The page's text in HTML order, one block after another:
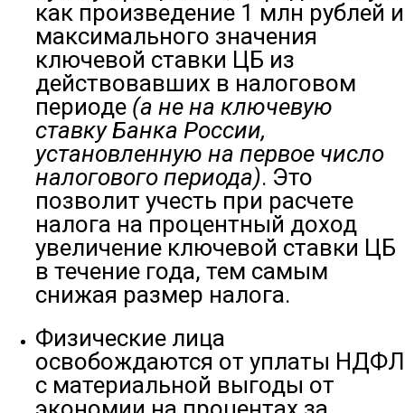
как произведение 1 млн рублей и
максимального значения
ключевой ставки ЦБ из
действовавших в налоговом
периоде (а не на ключевую
ставку Банка России,
установленную на первое число
налогового периода). Это
позволит учесть при расчете
налога на процентный доход
увеличение ключевой ставки ЦБ
в течение года, тем самым
снижая размер налога.
Физические лица
освобождаются от уплаты НДФЛ
с материальной выгоды от